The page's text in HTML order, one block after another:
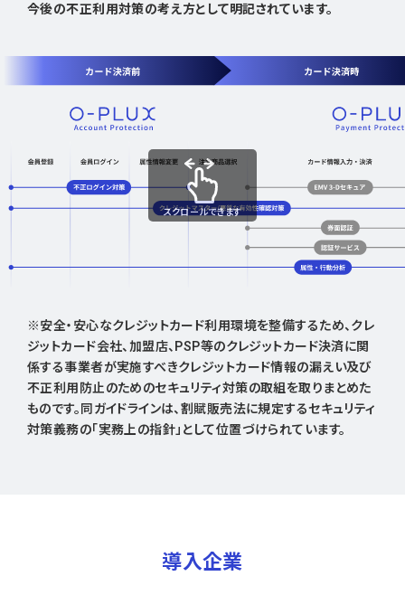
今後の不正利用対策の考え方として明記されています。
スクロールできます
※安全・安心なクレジットカード利用環境を整備するため、クレ
ジットカード会社、加盟店、PSP等のクレジットカード決済に関
係する事業者が実施すべきクレジットカード情報の漏えい及び
不正利用防止のためのセキュリティ対策の取組を取りまとめた
ものです。同ガイドラインは、割賦販売法に規定するセキュリティ
対策義務の「実務上の指針」として位置づけられています。
導入企業